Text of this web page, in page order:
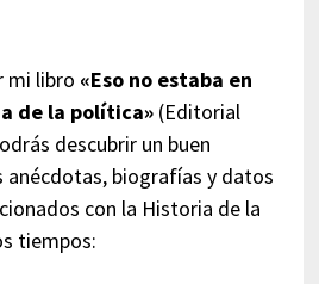
mi libro «Eso no estaba en
de la política»(Editorial
descubrir un buen
anécdotas, biografías y datos
con la Historia de la
tiempos: